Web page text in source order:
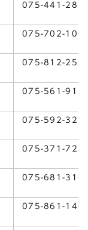
075-441-
075-702-
075-812-
075-561-
075-592-
075-371-
075-681-
075-861-